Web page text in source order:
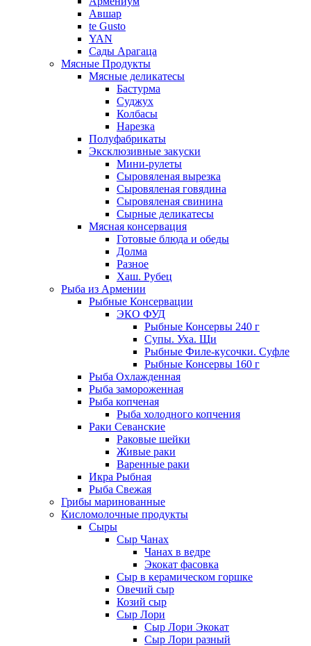
Авшар
te Gusto
YAN
Сады Арагаца
Мясные Продукты
Мясные деликатесы
Бастурма
Суджух
Колбасы
Нарезка
Полуфабрикаты
Эксклюзивные закуски
Мини-рулеты
Сыровяленая вырезка
Сыровяленая говядина
Сыровяленая свинина
Сырные деликатесы
Мясная консервация
Готовые блюда и обеды
Долма
Разное
Хаш. Рубец
Рыба из Армении
Рыбные Консервации
ЭКО ФУД
Рыбные Консервы 240 г
Супы. Уха. Щи
Рыбные Филе-кусочки. Суфле
Рыбные Консервы 160 г
Рыба Охлажденная
Рыба замороженная
Рыба копченая
Рыба холодного копчения
Раки Севанские
Раковые шейки
Живые раки
Варенные раки
Икра Рыбная
Рыба Свежая
Грибы маринованные
Кисломолочные продукты
Сыры
Сыр Чанах
Чанах в ведре
Экокат фасовка
Сыр в керамическом горшке
Овечий сыр
Козий сыр
Сыр Лори
Сыр Лори Экокат
Сыр Лори разный